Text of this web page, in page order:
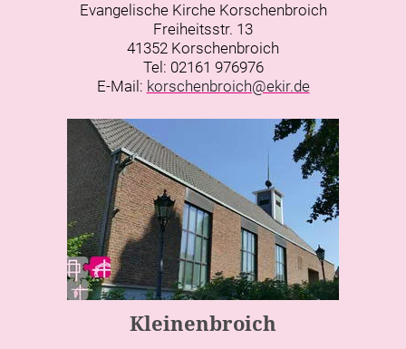
Evangelische Kirche Korschenbroich
Freiheitsstr. 13
41352 Korschenbroich
Tel: 02161 976976
E-Mail: korschenbroich@ekir.de
Kleinenbroich